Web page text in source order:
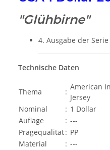
"Glühbirne"
4. Ausgabe der Serie
Technische Daten
Thema :
American
Jersey
Nominal
: 1 Dollar
Auflage
: ---
Prägequalität: PP
Material
: ---